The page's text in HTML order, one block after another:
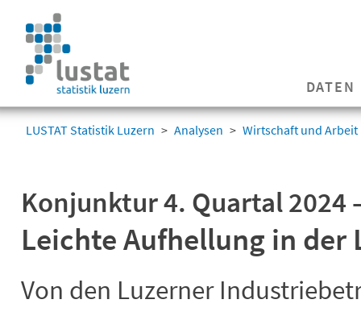
DATEN
LUSTAT Statistik Luzern Analysen Wirtschaft und Arbeit
Konjunktur 4. Quartal 2024
Leichte Aufhellung in der
Von den Luzerner